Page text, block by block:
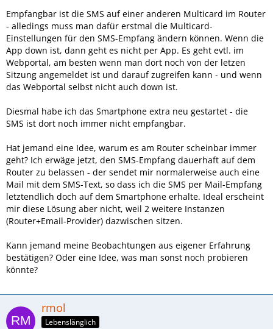
Empfangbar ist die SMS auf einer anderen Multicard im Router
- alledings muss man dafür erstmal die Multicard-
Einstellungen für den SMS-Empfang ändern können. Wenn die
App down ist, dann geht es nicht per App. Es geht evtl. im
Webportal, am besten wenn man dort noch von der letzen
Sitzung angemeldet ist und darauf zugreifen kann - und wenn
das Webportal selbst nicht auch down ist.
Diesmal habe ich das Smartphone extra neu gestartet - die
SMS ist dort noch immer nicht empfangbar.
Hat jemand eine Idee, warum es am Router scheinbar immer
geht? Ich erwäge jetzt, den SMS-Empfang dauerhaft auf dem
Router zu belassen - der sendet mir normalerweise auch eine
Mail mit dem SMS-Text, so dass ich die SMS per Mail-Empfang
letztendlich doch auf dem Smartphone erhalte. Ideal erscheint
mir diese Lösung aber nicht, weil 2 weitere Instanzen
(Router+Email-Provider) dazwischen sitzen.
Kann jemand meine Beobachtungen aus eigener Erfahrung
bestätigen? Oder eine Idee, was man sonst noch probieren
könnte?
rmol
Lebenslänglich